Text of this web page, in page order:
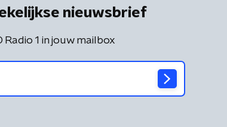
nieuwsbrief
1 in jouw mailbox